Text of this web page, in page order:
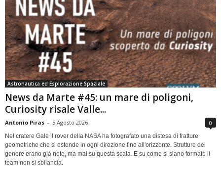
Astronautica ed Esplorazione Spaziale
News da Marte #45: un mare di poligoni,
Curiosity risale Valle...
Antonio Piras - 5 Agosto 2026 0
Nel cratere Gale il rover della NASA ha fotografato una distesa di fratture
geometriche che si estende in ogni direzione fino all'orizzonte. Strutture del
genere erano già note, ma mai su questa scala. E su come si siano formate il
team non si sbilancia.